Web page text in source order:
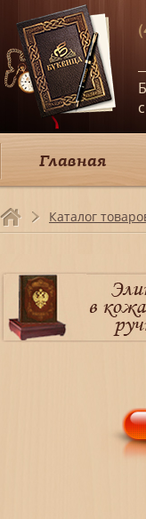
Главная
Каталог